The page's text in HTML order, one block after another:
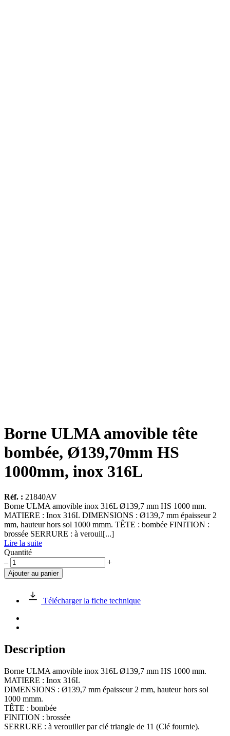
Borne ULMA amovible tête
bombée, Ø139,70mm HS
1000mm, inox 316L
Réf. : 21840AV
Borne ULMA amovible inox 316L Ø139,7 mm HS 1000 mm.
MATIERE : Inox 316L DIMENSIONS : Ø139,7 mm épaisseur 2
mm, hauteur hors sol 1000 mmm. TÊTE : bombée FINITION :
brossée SERRURE : à verouil[...]
Lire la suite
Quantité
quantité
de
Borne
amovible
bombée,
Ø139,70mm
1000mm,
inox
– +
Ajouter au panier
Télécharger la fiche technique
Description
Borne ULMA amovible inox 316L Ø139,7 mm HS 1000 mm.
MATIERE : Inox 316L
DIMENSIONS : Ø139,7 mm épaisseur 2 mm, hauteur hors sol
1000 mmm.
TÊTE : bombée
FINITION : brossée
SERRURE : à verouiller par clé triangle de 11 (Clé fournie).